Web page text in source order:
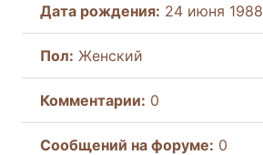
Дата рождения: 24 июня 1988
Пол: Женский
Комментарии: 0
Cообщений на форуме: 0